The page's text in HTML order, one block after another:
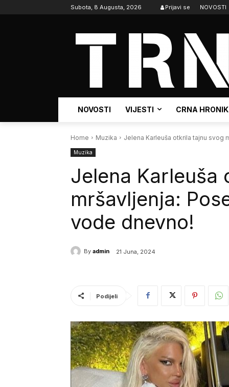
Subota, 8 Augusta, 2026 Prijavi se NOVOSTI
NOVOSTI VIJESTI CRNA
Home Muzika Jelena Karleuša otkrila tajnu svog
Muzika
Jelena Karleuša
mršavljenja:
vode dnevno!
By admin 21 Juna, 2024
Podijeli